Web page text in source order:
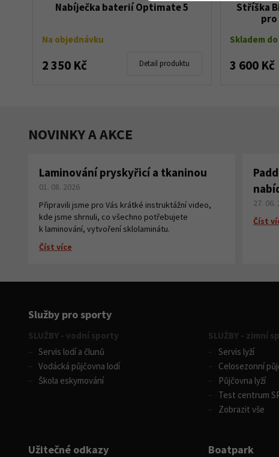
Nabíječka baterií Optimate 5
Na objednávku
2 350 Kč Detail produktu
Stříška
Skladem do
3 600 Kč
NOVINKY A AKCE
Laminování pryskyřicí a tkaninou
01. 08. 2026
Připravili jsme pro Vás krátké instruktážní video,
kde jsme shrnuli, co všechno potřebujete
k laminování, vytvoření sklolaminátu.
Číst více
27. 06.
Číst
Služby pro sporty
SLUŽBY - vodní sporty
Servis lodí a člunů
Vodácká půjčovna lodí
Škola eskymování
SLUŽBY - zimní
Servis lyží
Celosezonní
Půjčovna lyží
Test centrum
Zobrazit vše
Užitečné odkazy Boatpark